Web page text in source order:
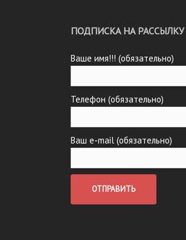
ПОДПИСКА НА РАССЫЛКУ
Ваше имя!!! (обязательно)
Телефон (обязательно)
Ваш e-mail (обязательно)